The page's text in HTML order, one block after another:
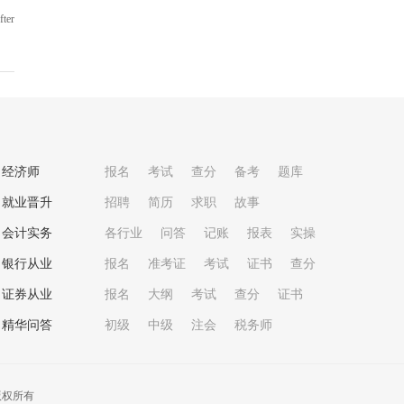
经济师 报名 考试 查分 备考 题库
就业晋升 招聘 简历 求职 故事
会计实务 各行业 问答 记账 报表 实操
银行从业 报名 准考证 考试 证书 查分
证券从业 报名 大纲 考试 查分 证书
精华问答 初级 中级 注会 税务师
所有